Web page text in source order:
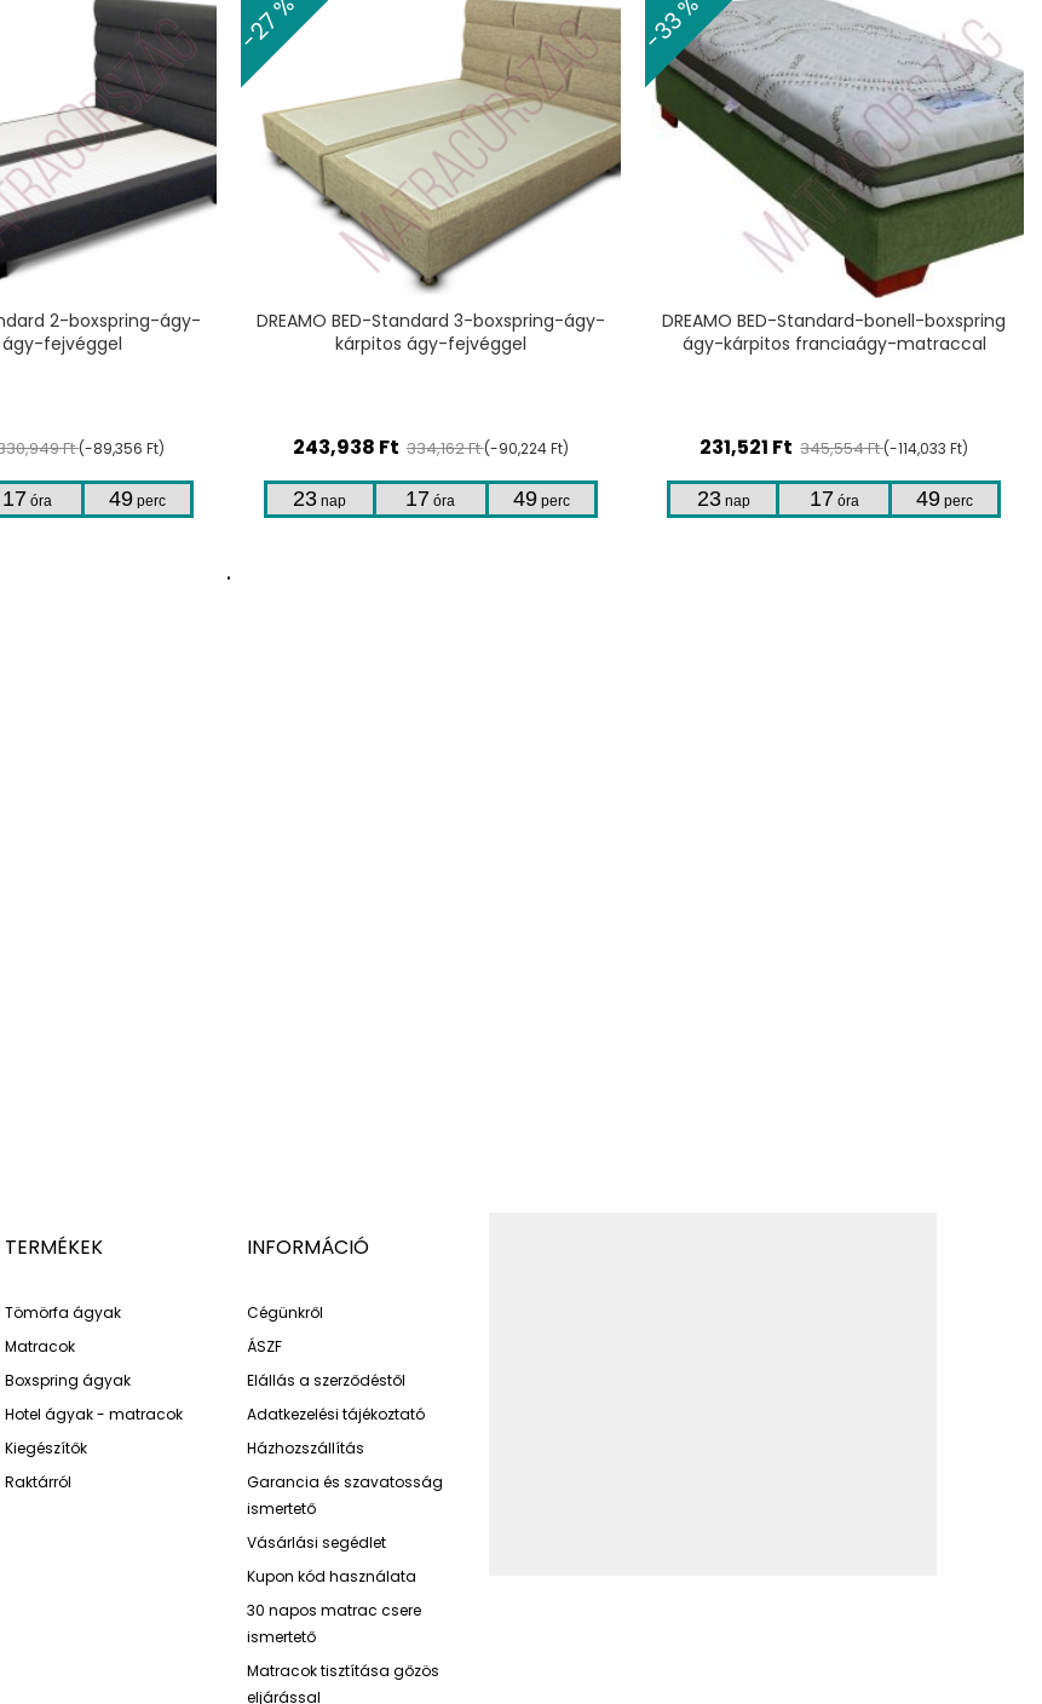
3-boxspring-ágy-
fejvéggel
334,162 Ft(-90,224 Ft)
TERMÉKHEZ
17 óra 49 perc
-33 %
DREAMO BED-Standard-bonell-boxspring
ágy-kárpitos franciaágy-matraccal
231,521Ft 345,554 Ft(-114,033 Ft)
TERMÉKHEZ
23 nap 17 óra 49 perc
-27 %
DREAMO BED-Standard-bonellrugós
ágyalap-boxspring ágy-kárpitos franciaágy
123,888Ft 169,710 Ft(-45,822 Ft)
23 nap 17 óra 49 perc
.
TERMÉKEK
Tömörfa ágyak
Matracok
Boxspring ágyak
Hotel ágyak - matracok
Kiegészítők
Raktárról
INFORMÁCIÓ
Cégünkről
ÁSZF
Elállás a szerződéstől
Adatkezelési tájékoztató
Házhozszállítás
Garancia és szavatosság
ismertető
Vásárlási segédlet
Kupon kód használata
30 napos matrac csere
ismertető
Matracok tisztítása gőzös
eljárással